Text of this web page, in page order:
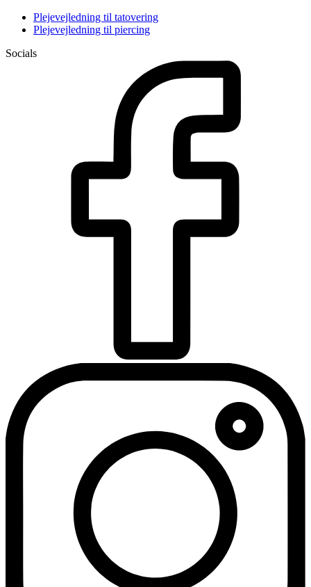
Plejevejledning til tatovering
Plejevejledning til piercing
Socials